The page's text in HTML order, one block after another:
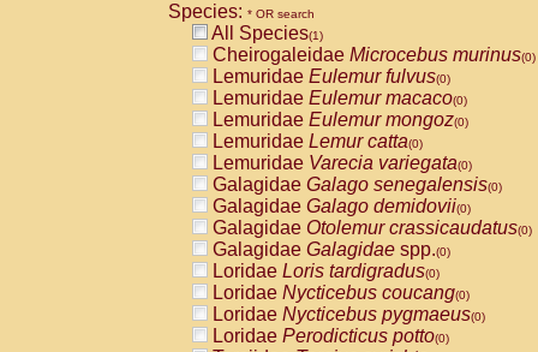
CebidaeCebus capucinus
CebidaeCebus nigrivittatus
CebidaeCebus spp.(0)
CebidaeSaimiri boliviensis(0)
CebidaeSaimiri sciureus(0)
AtelidaeAlouatta caraya(0)
AtelidaeAlouatta fusca(0)
AtelidaeAlouatta seniculus(0)
AtelidaeAlouattaspp.(0)
AtelidaeAteles belzebuth(0)
AtelidaeAteles geoffroyi(0)
AtelidaeAteles paniscus(0)
AtelidaeAtelesspp.(0)
AtelidaeLagothrix lagothricha(0)
AtelidaeLagothrix lagothricha cana
PitheciidaeCacajao calvus
Species: * OR search
All Species(1)
Cheirogaleidae Microcebus murinus(0)
Lemuridae Eulemur fulvus(0)
Lemuridae Eulemur macaco(0)
Lemuridae Eulemur mongoz(0)
Lemuridae Lemur catta(0)
Lemuridae Varecia variegata(0)
Galagidae Galago senegalensis(0)
Galagidae Galago demidovii(0)
Galagidae Otolemur crassicaudatus(0)
Galagidae Galagidae spp.(0)
Loridae Loris tardigradus(0)
Loridae Nycticebus coucang(0)
Loridae Nycticebus pygmaeus(0)
Loridae Perodicticus potto(0)